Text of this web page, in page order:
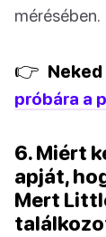
mérésében.
👉
próbára a
6. Miért
apját,
Mert